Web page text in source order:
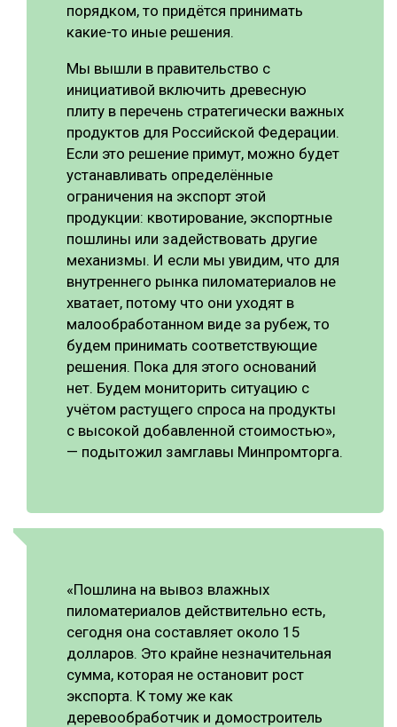
порядком, то придётся принимать
какие-то иные решения.
Мы вышли в правительство с
инициативой включить древесную
плиту в перечень стратегически важных
продуктов для Российской Федерации.
Если это решение примут, можно будет
устанавливать определённые
ограничения на экспорт этой
продукции: квотирование, экспортные
пошлины или задействовать другие
механизмы. И если мы увидим, что для
внутреннего рынка пиломатериалов не
хватает, потому что они уходят в
малообработанном виде за рубеж, то
будем принимать соответствующие
решения. Пока для этого оснований
нет. Будем мониторить ситуацию с
учётом растущего спроса на продукты
с высокой добавленной стоимостью»,
— подытожил замглавы Минпромторга.
«Пошлина на вывоз влажных
пиломатериалов действительно есть,
сегодня она составляет около 15
долларов. Это крайне незначительная
сумма, которая не остановит рост
экспорта. К тому же как
деревообработчик и домостроитель